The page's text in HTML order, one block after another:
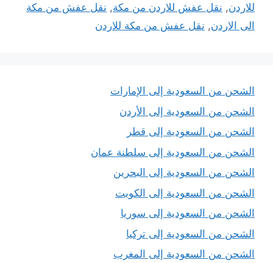
للاردن, نقل عفش للاردن من مكة, نقل عفش من مكة
الى الاردن, نقل عفش من مكة للاردن
الشحن من السعودية إلى الإمارات
الشحن من السعودية إلى الأردن
الشحن من السعودية إلى قطر
الشحن من السعودية إلى سلطنة عمان
الشحن من السعودية إلى البحرين
الشحن من السعودية إلى الكويت
الشحن من السعودية إلى سوريا
الشحن من السعودية إلى تركيا
الشحن من السعودية إلى المغرب